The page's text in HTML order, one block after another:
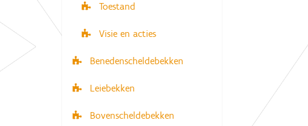
Toestand
Visie en acties
Benedenscheldebekken
Leiebekken
Bovenscheldebekken